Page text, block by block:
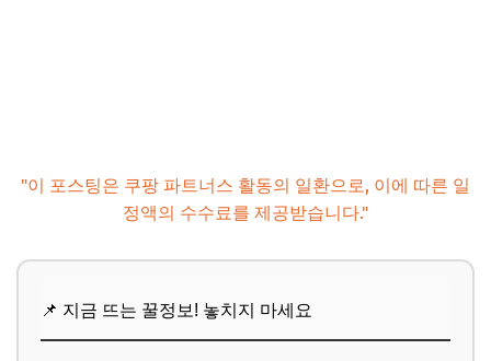
"이 포스팅은 쿠팡 파트너스 활동의 일환으로, 이에 따른 일
정액의 수수료를 제공받습니다."
📌 지금 뜨는 꿀정보! 놓치지 마세요